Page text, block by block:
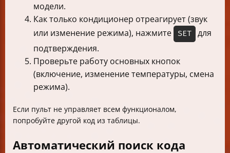
модели.
Как только кондиционер отреагирует (звук
или изменение режима), нажмите
SET
для
подтверждения.
Проверьте работу основных кнопок
(включение, изменение температуры, смена
режима).
Если пульт не управляет всем функционалом,
попробуйте другой код из таблицы.
Автоматический поиск кода